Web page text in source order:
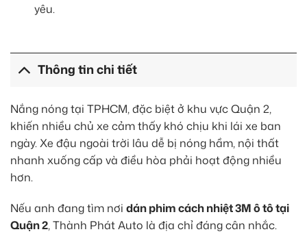
yêu.
Thông tin chi tiết
Nắng nóng tại TPHCM, đặc biệt ở khu vực Quận 2,
khiến nhiều chủ xe cảm thấy khó chịu khi lái xe ban
ngày. Xe đậu ngoài trời lâu dễ bị nóng hầm, nội thất
nhanh xuống cấp và điều hòa phải hoạt động nhiều
hơn.
Nếu anh đang tìm nơi dán phim cách nhiệt 3M ô tô tại
Quận 2, Thành Phát Auto là địa chỉ đáng cân nhắc.